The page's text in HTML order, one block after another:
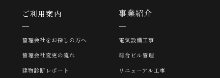
ご利用案内
管理会社をお探しの方へ
管理会社変更の流れ
建物診断レポート
事業紹介
電気設備工事
総合ビル管理
リニューアル工事